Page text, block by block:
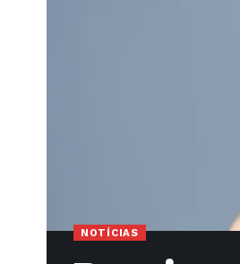
NOTÍCIAS